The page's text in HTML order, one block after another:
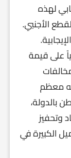
لهذه
الأجنبي.
على قيمة
معظم
بالدولة،
وتحفيز
الكبيرة في